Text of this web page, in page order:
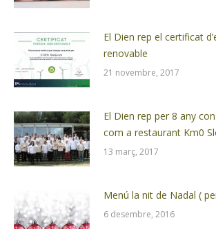
El Dien rep el certificat
renovable
21 novembre, 2017
El Dien rep per 8 any
com a restaurant Km0
13 març, 2017
Menú la nit de Nadal (
6 desembre, 2016